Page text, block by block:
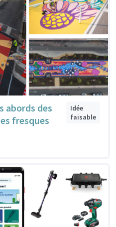
abords des
fresques
Idée
faisable